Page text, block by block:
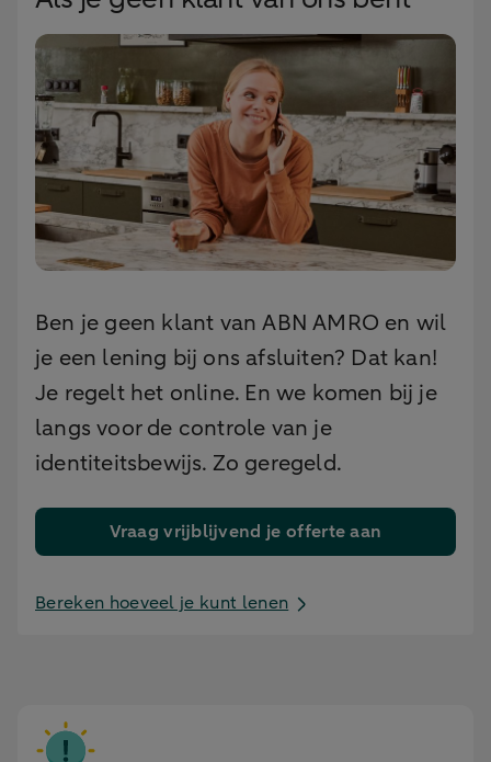
Ben je geen klant van ABN AMRO en wil
je een lening bij ons afsluiten? Dat kan!
Je regelt het online. En we komen bij je
langs voor de controle van je
identiteitsbewijs. Zo geregeld.
Vraag vrijblijvend je offerte aan
Bereken hoeveel je kunt lenen